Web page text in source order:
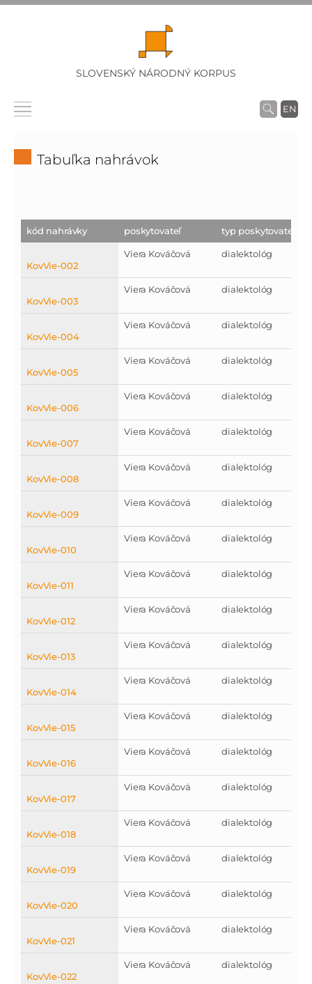
SLOVENSKÝ NÁRODNÝ KORPUS
EN
Tabuľka nahrávok
kód nahrávky poskytovateľ typ poskytovateľa
KovVie-002
Viera Kováčová dialektológ
KovVie-003
Viera Kováčová dialektológ
KovVie-004
Viera Kováčová dialektológ
KovVie-005
Viera Kováčová dialektológ
KovVie-006
Viera Kováčová dialektológ
KovVie-007
Viera Kováčová dialektológ
KovVie-008
Viera Kováčová dialektológ
KovVie-009
Viera Kováčová dialektológ
KovVie-010
Viera Kováčová dialektológ
KovVie-011
Viera Kováčová dialektológ
KovVie-012
Viera Kováčová dialektológ
KovVie-013
Viera Kováčová dialektológ
KovVie-014
Viera Kováčová dialektológ
KovVie-015
Viera Kováčová dialektológ
KovVie-016
Viera Kováčová dialektológ
KovVie-017
Viera Kováčová dialektológ
KovVie-018
Viera Kováčová dialektológ
KovVie-019
Viera Kováčová dialektológ
KovVie-020
Viera Kováčová dialektológ
KovVie-021
Viera Kováčová dialektológ
KovVie-022
Viera Kováčová dialektológ